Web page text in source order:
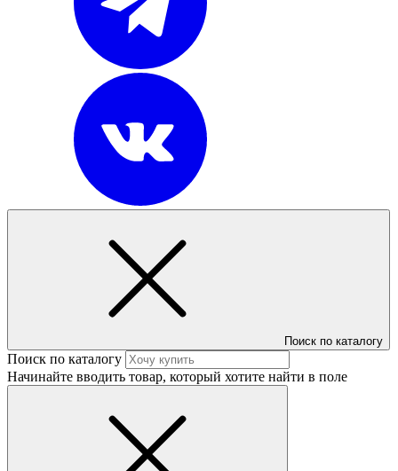
Поиск по каталогу
Поиск по каталогу
Начинайте вводить товар, который хотите найти в поле